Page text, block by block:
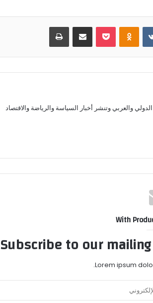
Odnoklassniki
بوكيت مشاركة عبر البريد طباعة
والعربي وتنشر أخبار السياسة والرياضة والاقتصاد
With
Subscribe to our
Lorem ipsum